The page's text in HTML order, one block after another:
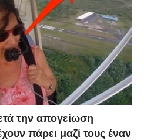
την απογείωση
πάρει μαζί τους έναν